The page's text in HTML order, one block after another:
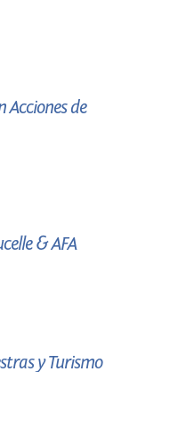
Acciones de
& AFA
y Turismo